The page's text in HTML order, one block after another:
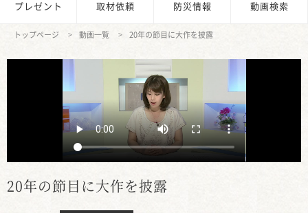
プレゼント 取材依頼 防災情報 動画検索
トップページ 動画一覧 20年の節目に大作を披露
20年の節目に大作を披露